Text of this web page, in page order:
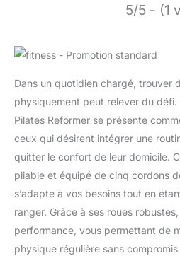
5/5 - (1
Dans un quotidien chargé, trouver
physiquement peut relever du
Pilates Reformer se présente
ceux qui désirent intégrer une
quitter le confort de leur domicile.
pliable et équipé de cinq cordons
s’adapte à vos besoins tout en
ranger. Grâce à ses roues
performance, vous permettant de
physique régulière sans